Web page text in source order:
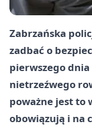
Zabrzańska
zadbać o
pierwszego
nietrzeźwego
poważne jest to
obowiązują i na